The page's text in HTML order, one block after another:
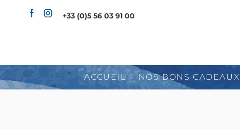
+33 (0)5 56 03 91 00
ACCUEIL NOS BONS CADEAUX